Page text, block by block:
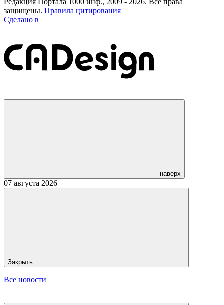
защищены. Правила цитирования
Сделано в
наверх
07 августа 2026
Закрыть
Все новости